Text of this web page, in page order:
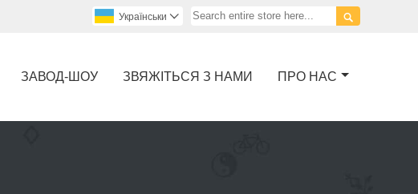

Українськи 
ЗАВОД-ШОУ ЗВЯЖІТЬСЯ З НАМИ ПРО НАС